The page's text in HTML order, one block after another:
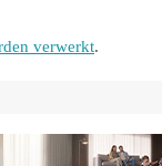
verwerkt.